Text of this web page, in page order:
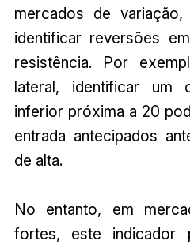
mercados de
identificar reversões
resistência. Por
lateral, identificar um
inferior próxima a 20
entrada antecipados
de alta.
No entanto, em
fortes, este indicador